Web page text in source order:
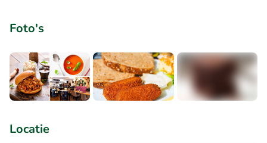
Foto's
Locatie